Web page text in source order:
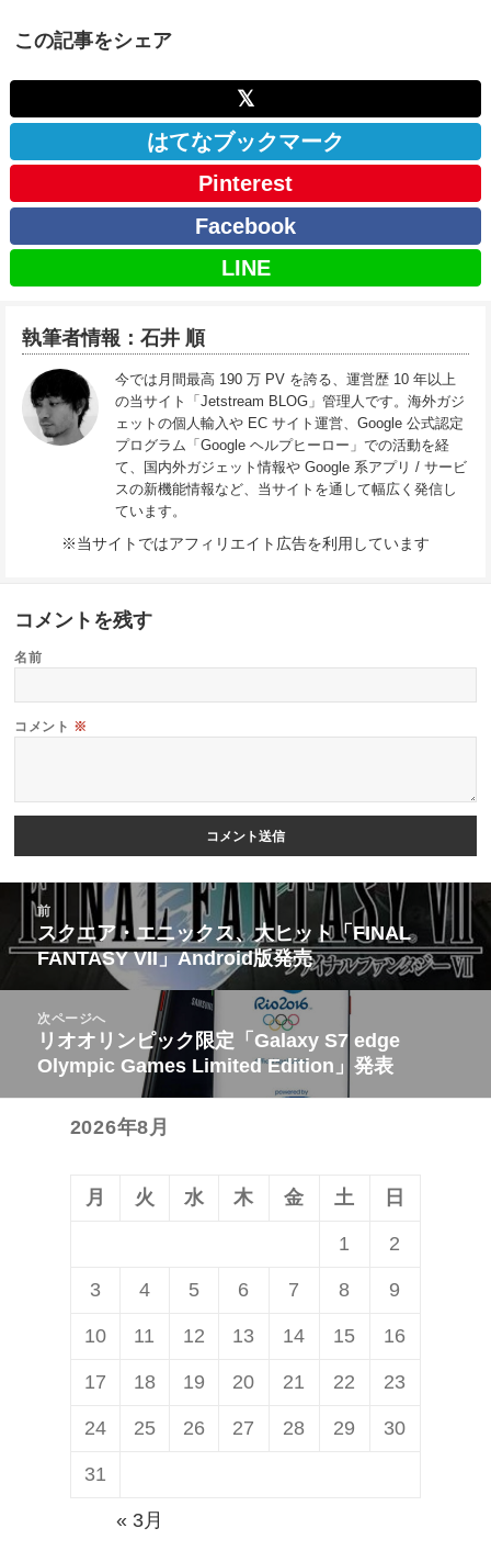
この記事をシェア
𝕏
はてなブックマーク
Pinterest
Facebook
LINE
執筆者情報：石井 順
今では月間最高 190 万 PV を誇る、運営歴 10 年以上
の当サイト「Jetstream BLOG」管理人です。海外ガジ
ェットの個人輸入や EC サイト運営、Google 公式認定
プログラム「Google ヘルプヒーロー」での活動を経
て、国内外ガジェット情報や Google 系アプリ / サービ
スの新機能情報など、当サイトを通して幅広く発信し
ています。
※当サイトではアフィリエイト広告を利用しています
コメントを残す
名前
コメント ※
ナ
ビ
前
前
の
投
稿:
スクエア・エニックス、大ヒット「FINAL
FANTASY VII」Android版発売
次ページへ
次
の
リオオリンピック限定「Galaxy S7 edge
Olympic Games Limited Edition」発表
2026年8月
月 火 水 木 金 土 日
1 2
3 4 5 6 7 8 9
10 11 12 13 14 15 16
17 18 19 20 21 22 23
24 25 26 27 28 29 30
31
« 3月